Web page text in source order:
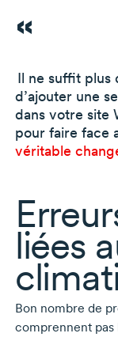
Il ne suffit plus
d’ajouter une
dans votre site
pour faire face
véritable
liées
Bon nombre de
comprennent pas